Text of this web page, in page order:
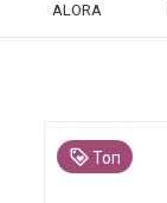
ALORA
Топ